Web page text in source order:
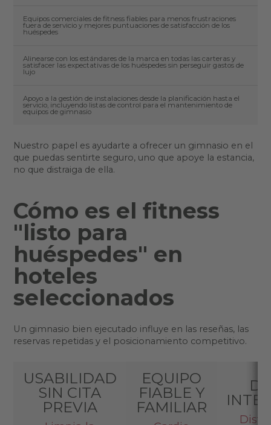
Equipos comerciales de fitness fiables para menos frustraciones
fuera de servicio y mejores puntuaciones de satisfacción de los
huéspedes
Alinearse con los estándares de la marca en todas las carteras y
satisfacer las expectativas de los huéspedes sin perseguir gastos de
lujo
Apoyo a la gestión de instalaciones desde la planificación hasta el
servicio, incluyendo listas de control para el mantenimiento de
equipos de gimnasio
Nuestro papel es ayudarte a ofrecer un gimnasio en el
que puedas sentirte seguro, uno que apoye la estancia,
no que distraiga de ella.
Cómo es el fitness
"listo para
huéspedes" en
hoteles
seleccionados
Un gimnasio bien ejecutado influye en las reseñas, las
reservas repetidas y el posicionamiento competitivo.
USABILIDAD
SIN CITA
PREVIA
EQUIPO
FIABLE Y
FAMILIAR